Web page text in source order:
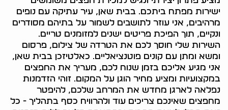
ישירות מפתח ביתכם. בבית שאן, עיר עתיקה עם נופים
מרהיבים, אני עוזר לתושבים לשמור על בתיהם מסודרים
ונקיים, תוך הפיכת פריטים ישנים למזומנים טריים.
השירות שלי חוסך לכם את הטרדה של צילום, פרסום
ומשא ומתן עם קונים פוטנציאליים. כאלטיזכן בבית שאן,
אני מגיע אליכם בזמן שנוח לכם, מעריך את החפצים
במקצועיות ומציע מחיר הוגן על המקום. זוהי הזדמנות
נפלאה לארגן מחדש את המרחב שלכם, להיפטר
מחפצים שאינכם צריכים עוד ולהרוויח כסף בתהליך - כל